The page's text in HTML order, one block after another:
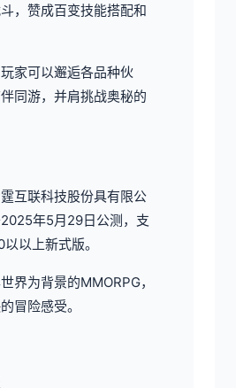
，赞成百变技能搭配和
家可以邂逅各品种伙
同游，并肩挑战奥秘的
互联科技股份具有限公
年5月29日公测，支
以上新式版。
界为背景的MMORPG，
冒险感受。